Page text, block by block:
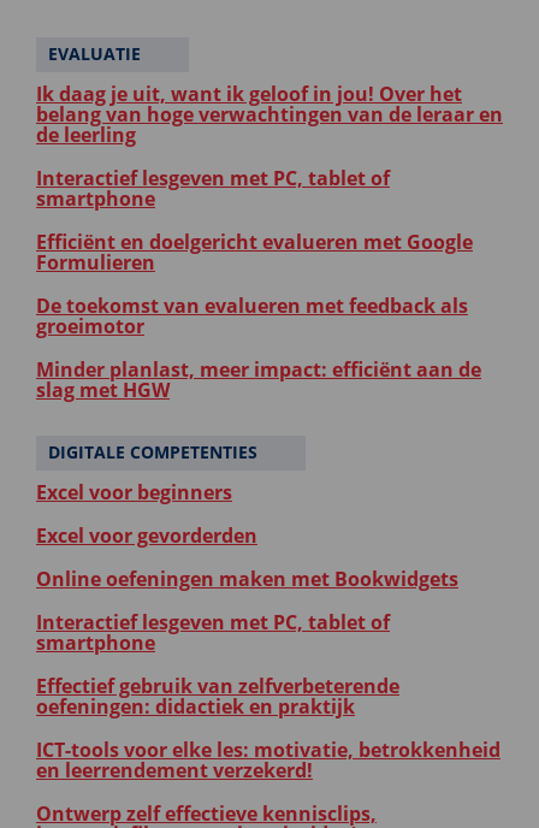
EVALUATIE
Ik daag je uit, want ik geloof in jou! Over het
belang van hoge verwachtingen van de leraar en
de leerling
Interactief lesgeven met PC, tablet of
smartphone
Efficiënt en doelgericht evalueren met Google
Formulieren
De toekomst van evalueren met feedback als
groeimotor
Minder planlast, meer impact: efficiënt aan de
slag met HGW
DIGITALE COMPETENTIES
Excel voor beginners
Excel voor gevorderden
Online oefeningen maken met Bookwidgets
Interactief lesgeven met PC, tablet of
smartphone
Effectief gebruik van zelfverbeterende
oefeningen: didactiek en praktijk
ICT-tools voor elke les: motivatie, betrokkenheid
en leerrendement verzekerd!
Ontwerp zelf effectieve kennisclips,